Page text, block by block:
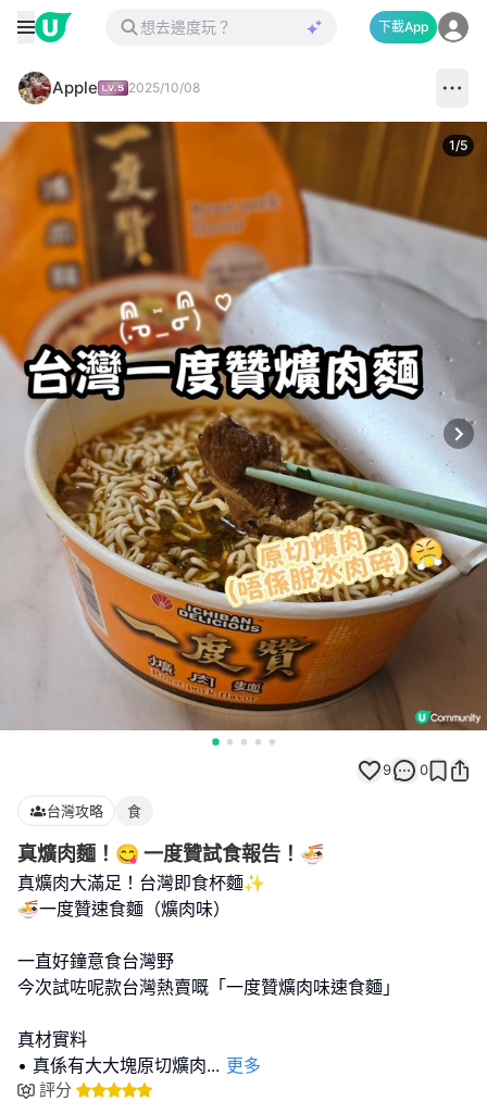
下載App
Apple 2025/10/08
1/5
9 0
台灣攻略 食
真爌肉麵！😋 一度贊試食報告！🍜
真爌肉大滿足！台灣即食杯麵✨
🍜一度贊速食麵（爌肉味）
一直好鐘意食台灣野
今次試咗呢款台灣熱賣嘅「一度贊爌肉味速食麵」
真材實料
• 真係有大大塊原切爌肉... 更多
評分